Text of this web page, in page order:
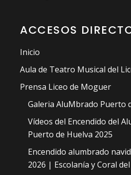
ACCESOS
Inicio
Aula de Teatro Musical del
Prensa Liceo de Moguer
Galeria AluMbrado Puerto
Vídeos del Encendido del
Puerto de Huelva 2025
Encendido alumbrado
2026 | Escolanía y Coral